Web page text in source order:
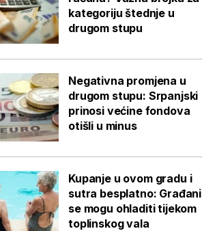
kategoriju štednje u
drugom stupu
Negativna promjena u
drugom stupu: Srpanjski
prinosi većine fondova
otišli u minus
Kupanje u ovom gradu i
sutra besplatno: Građani
se mogu ohladiti tijekom
toplinskog vala